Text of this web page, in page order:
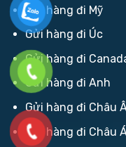
Gửi hàng đi Mỹ
Gửi hàng đi Úc
Gửi hàng đi
Gửi hàng đi Anh
Gửi hàng đi Châu
Gửi hàng đi Châu Á